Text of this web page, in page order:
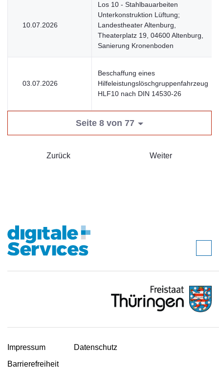
10.07.2026
Los 10 - Stahlbauarbeiten
Unterkonstruktion Lüftung;
Landestheater Altenburg,
Theaterplatz 19, 04600 Altenburg,
Sanierung Kronenboden
03.07.2026
Beschaffung eines
Hilfeleistungslöschgruppenfahrzeug
HLF10 nach DIN 14530-26
Seite 8 von 77
Zurück Weiter
Impressum
Datenschutz
Barrierefreiheit